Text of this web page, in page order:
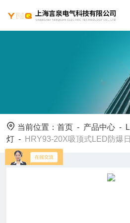
当前位置：首页 - 产品中心 -
灯 - HRY93-20X吸顶式LED防爆